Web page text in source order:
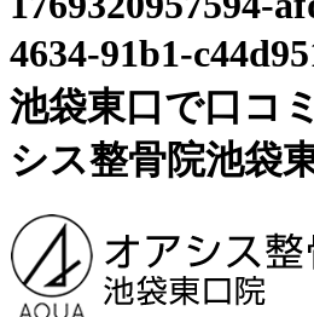
4634-91b1-
池袋東口で口コ
シス整骨院池袋